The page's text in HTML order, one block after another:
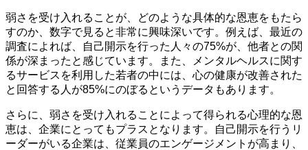
弱さを受け入れることが、どのような具体的な恩恵をもたら
すのか、数字で見ると非常に興味深いです。例えば、最近の
調査によれば、自己開示を行った人々の75%が、他者との関
係が深まったと感じています。また、メンタルヘルスに関す
るサービスを利用した若者の中には、心の健康が改善された
と回答する人が85%にのぼるというデータもあります。
さらに、弱さを受け入れることによって得られる心理的な恩
恵は、企業にとってもプラスとなります。自己開示を行うリ
ーダーがいる企業は、従業員のエンゲージメントが高まり、